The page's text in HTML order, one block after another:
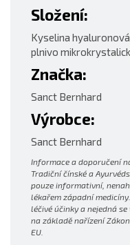
Složení:
Kyselina
plnivo
Značka:
Sanct Bernhard
Výrobce:
Sanct Bernhard
Informace a doporučení
Tradiční čínské a
pouze informativní,
lékařem západní
léčivé účinky a nejedná
na základě nařízení
EU.